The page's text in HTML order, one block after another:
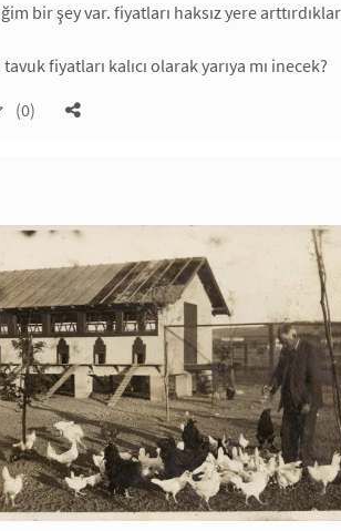
bir şey var. fiyatları haksız yere
fiyatları kalıcı olarak yarıya mı inecek?
(0)